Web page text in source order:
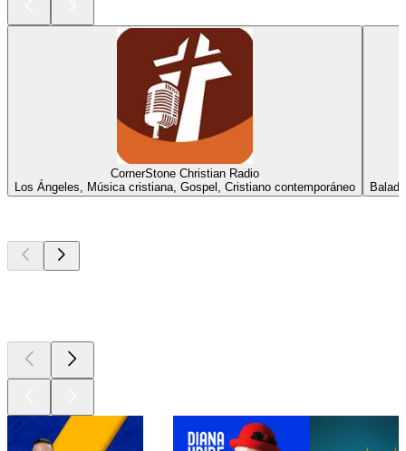
CornerStone Christian Radio
Los Ángeles, Música cristiana, Gospel, Cristiano contemporáneo